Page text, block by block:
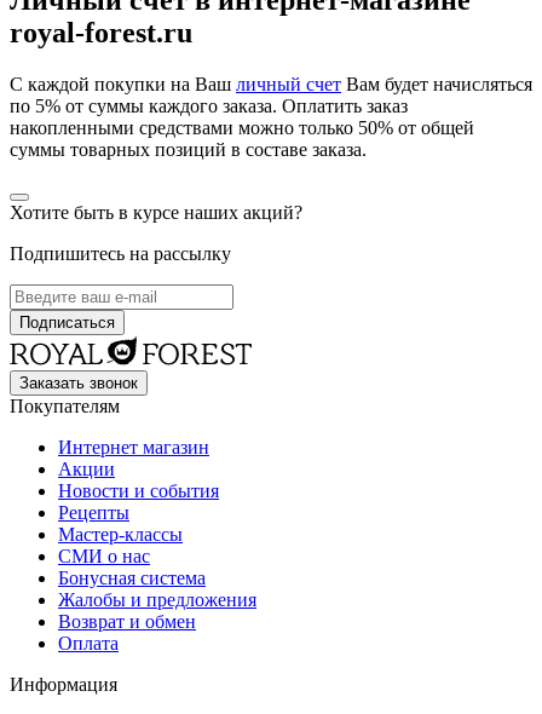
royal-forest.ru
С каждой покупки на Ваш личный счет Вам будет начисляться
по 5% от суммы каждого заказа. Оплатить заказ
накопленными средствами можно только 50% от общей
суммы товарных позиций в составе заказа.
Хотите быть в курсе наших акций?
Подпишитесь на рассылку
Заказать звонок
Покупателям
Интернет магазин
Акции
Новости и события
Рецепты
Мастер-классы
СМИ о нас
Бонусная система
Жалобы и предложения
Возврат и обмен
Оплата
Информация